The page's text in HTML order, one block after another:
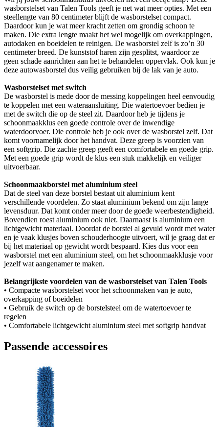
wasborstelset van Talen Tools geeft je net wat meer opties. Met een
steellengte van 80 centimeter blijft de wasborstelset compact.
Daardoor kun je wat meer kracht zetten om grondig schoon te
maken. Die extra lengte maakt het wel mogelijk om overkappingen,
autodaken en boeidelen te reinigen. De wasborstel zelf is zo’n 30
centimeter breed. De kunststof haren zijn gesplitst, waardoor ze
geen schade aanrichten aan het te behandelen oppervlak. Ook kun je
deze autowasborstel dus veilig gebruiken bij de lak van je auto.
Wasborstelset met switch
De wasborstel is mede door de messing koppelingen heel eenvoudig
te koppelen met een wateraansluiting. Die watertoevoer bedien je
met de switch die op de steel zit. Daardoor heb je tijdens je
schoonmaakklus een goede controle over de inwendige
waterdoorvoer. Die controle heb je ook over de wasborstel zelf. Dat
komt voornamelijk door het handvat. Deze greep is voorzien van
een softgrip. Die zachte greep geeft een comfortabele en goede grip.
Met een goede grip wordt de klus een stuk makkelijk en veiliger
uitvoerbaar.
Schoonmaakborstel met aluminium steel
Dat de steel van deze borstel bestaat uit aluminium kent
verschillende voordelen. Zo staat aluminium bekend om zijn lange
levensduur. Dat komt onder meer door de goede weerbestendigheid.
Bovendien roest aluminium ook niet. Daarnaast is aluminium een
lichtgewicht materiaal. Doordat de borstel al gevuld wordt met water
en je vaak klusjes boven schouderhoogte uitvoert, wil je graag dat er
bij het materiaal op gewicht wordt bespaard. Kies dus voor een
wasborstel met een aluminium steel, om het schoonmaakklusje voor
jezelf wat aangenamer te maken.
Belangrijkste voordelen van de wasborstelset van Talen Tools
• Compacte wasborstelset voor het schoonmaken van je auto,
overkapping of boeidelen
• Gebruik de switch op de borstelsteel om de watertoevoer te
regelen
• Comfortabele lichtgewicht aluminium steel met softgrip handvat
Passende accessoires